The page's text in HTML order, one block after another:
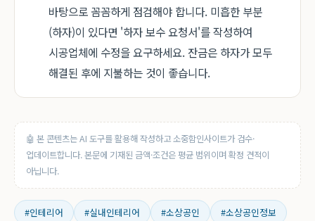
바탕으로 꼼꼼하게 점검해야 합니다. 미흡한 부분
(하자)이 있다면 '하자 보수 요청서'를 작성하여
시공업체에 수정을 요구하세요. 잔금은 하자가 모두
해결된 후에 지불하는 것이 좋습니다.
🤖 본 콘텐츠는 AI 도구를 활용해 작성하고 소중함인사이트가 검수·
업데이트합니다. 본문에 기재된 금액·조건은 평균 범위이며 확정 견적이
아닙니다.
#인테리어 #실내인테리어 #소상공인
#소상공인정보